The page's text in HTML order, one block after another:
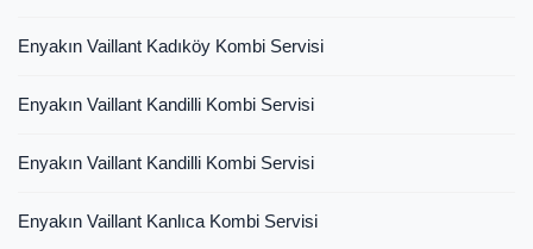
Enyakın Vaillant Kadıköy Kombi Servisi
Enyakın Vaillant Kandilli Kombi Servisi
Enyakın Vaillant Kandilli Kombi Servisi
Enyakın Vaillant Kanlıca Kombi Servisi